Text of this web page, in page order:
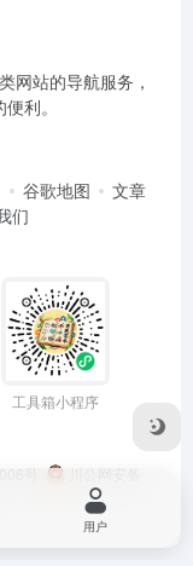
网站的导航服务，
利。
谷歌地图
文章
们
工具箱小程序
号
川公网安备
用户